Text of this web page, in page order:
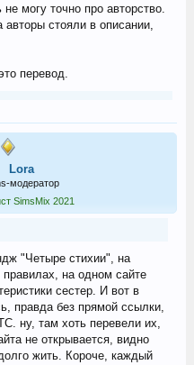
могу точно про авторство.
стояли в описании,
перевод.
Lora
модератор
SimsMix 2021
"Четыре стихии", на
на одном сайте
сестер. И вот в
правда без прямой ссылки,
ну, там хоть перевели их,
не открывается, видно
жить. Короче, каждый